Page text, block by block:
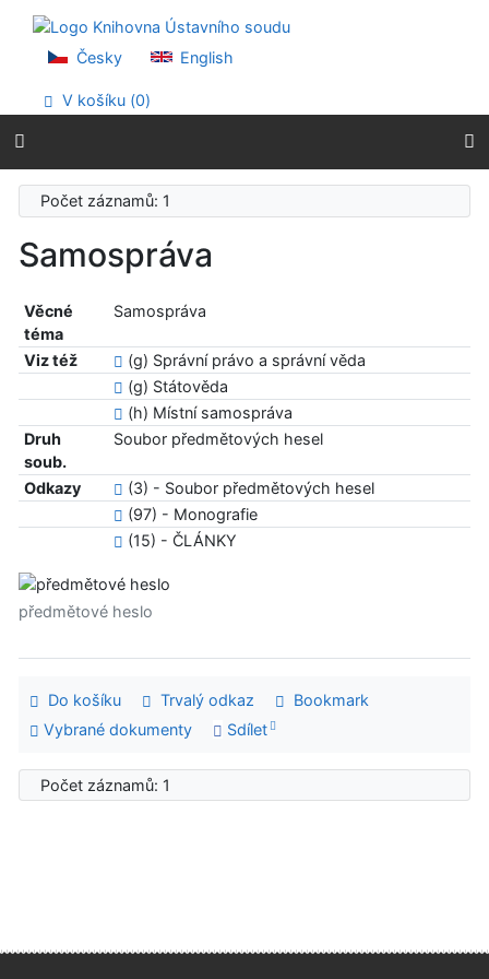
Přejít na menu
Prohlášení o webové přístupnosti
Česky English
V košíku (0)
Počet záznamů: 1
Samospráva
Věcné
téma
Samospráva
Viz též
(g) Správní právo a správní věda
(g) Státověda
(h) Místní samospráva
Druh
soub.
Soubor předmětových hesel
Odkazy
(3) - Soubor předmětových hesel
(97) - Monografie
(15) - ČLÁNKY
předmětové heslo
Do košíku Trvalý odkaz
Bookmark
Vybrané dokumenty
Sdílet
Počet záznamů: 1